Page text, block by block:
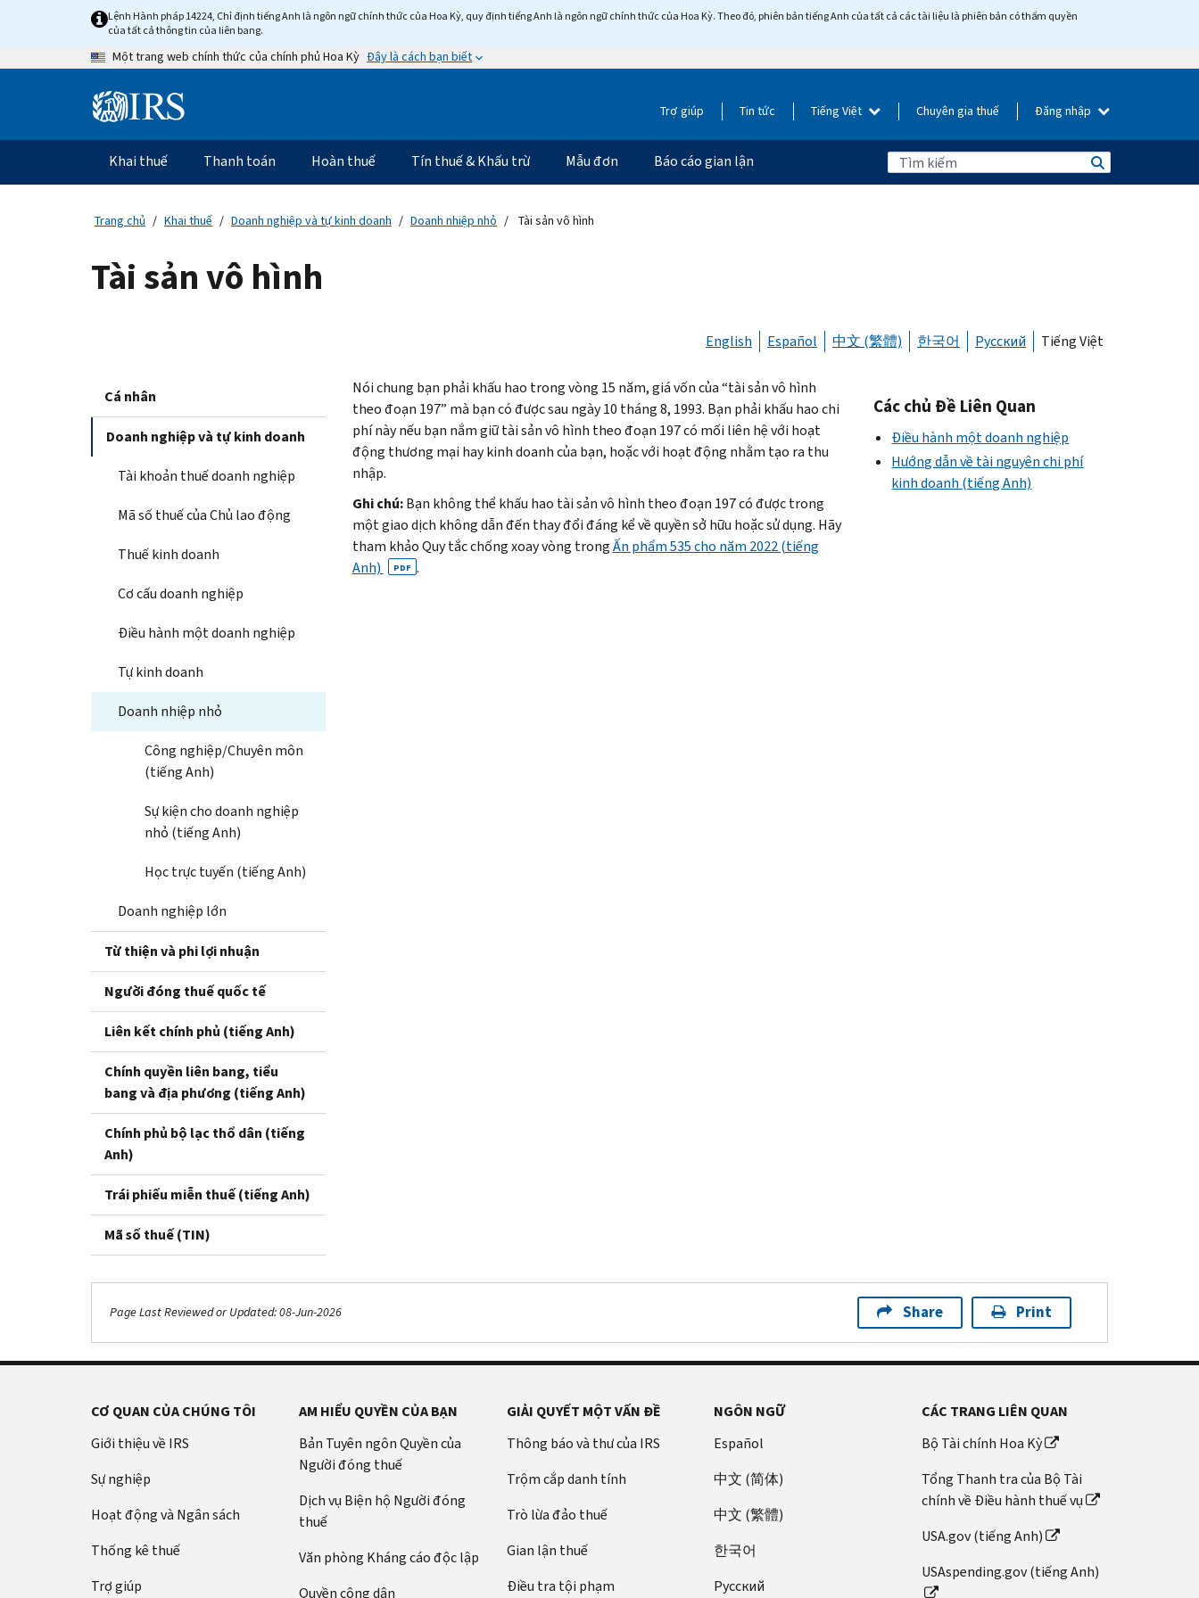
content
Lệnh Hành pháp 14224, Chỉ định tiếng Anh là ngôn ngữ chính thức của Hoa Kỳ, quy định tiếng Anh là ngôn ngữ chính thức của Hoa Kỳ. Theo đó, phiên bản tiếng Anh của tất cả các tài liệu là phiên bản có thẩm quyền
của tất cả thông tin của liên bang.
Một trang web chính thức của chính phủ Hoa Kỳ Đây là cách bạn biết
Information Trợ giúp Tin tức Tiếng Việt Chuyên gia thuế Đăng nhập
Điều
hướng
chính
Khai thuế Thanh toán Hoàn thuế Tín thuế & Khấu trừ Mẫu đơn Báo cáo gian lận
Trang chủ Khai thuế Doanh nghiệp và tự kinh doanh Doanh nhiệp nhỏ Tài sản vô hình
Tài sản vô hình
English Español 中文 (繁體) 한국어 Русский Tiếng Việt
Cá nhân
Doanh nghiệp và tự kinh doanh
Tài khoản thuế doanh nghiệp
Mã số thuế của Chủ lao động
Thuế kinh doanh
Cơ cấu doanh nghiệp
Điều hành một doanh nghiệp
Tự kinh doanh
Doanh nhiệp nhỏ
Công nghiệp/Chuyên môn
(tiếng Anh)
Sự kiện cho doanh nghiệp
nhỏ (tiếng Anh)
Học trực tuyến (tiếng Anh)
Doanh nghiệp lớn
Từ thiện và phi lợi nhuận
Người đóng thuế quốc tế
Liên kết chính phủ (tiếng Anh)
Chính quyền liên bang, tiểu
bang và địa phương (tiếng Anh)
Chính phủ bộ lạc thổ dân (tiếng
Anh)
Trái phiếu miễn thuế (tiếng Anh)
Mã số thuế (TIN)
Nói chung bạn phải khấu hao trong vòng 15 năm, giá vốn của “tài sản vô hình
theo đoạn 197” mà bạn có được sau ngày 10 tháng 8, 1993. Bạn phải khấu hao chi
phí này nếu bạn nắm giữ tài sản vô hình theo đoạn 197 có mối liên hệ với hoạt
động thương mại hay kinh doanh của bạn, hoặc với hoạt động nhằm tạo ra thu
nhập.
Ghi chú:Bạn không thể khấu hao tài sản vô hình theo đoạn 197 có được trong
một giao dịch không dẫn đến thay đổi đáng kể về quyền sở hữu hoặc sử dụng. Hãy
tham khảo Quy tắc chống xoay vòng trongẤn phẩm 535 cho năm 2022 (tiếng
Anh)
PDF .
Các chủ Đề Liên Quan
Điều hành một doanh nghiệp
Hướng dẫn về tài nguyên chi phí
kinh doanh (tiếng Anh)
Page Last Reviewed or Updated: 08-Jun-2026 Share Print
CƠ QUAN CỦA CHÚNG TÔI
Giới thiệu về IRS
Sự nghiệp
Hoạt động và Ngân sách
Thống kê thuế
Trợ giúp
AM HIỂU QUYỀN CỦA BẠN
Bản Tuyên ngôn Quyền của
Người đóng thuế
Dịch vụ Biện hộ Người đóng
thuế
Văn phòng Kháng cáo độc lập
Quyền công dân
GIẢI QUYẾT MỘT VẤN ĐỀ
Thông báo và thư của IRS
Trộm cắp danh tính
Trò lừa đảo thuế
Gian lận thuế
Điều tra tội phạm
NGÔN NGỮ
Español
中文 (简体)
中文 (繁體)
한국어
Pусский
CÁC TRANG LIÊN QUAN
Bộ Tài chính Hoa Kỳ
Tổng Thanh tra của Bộ Tài
chính về Điều hành thuế vụ
USA.gov (tiếng Anh)
USAspending.gov (tiếng Anh)